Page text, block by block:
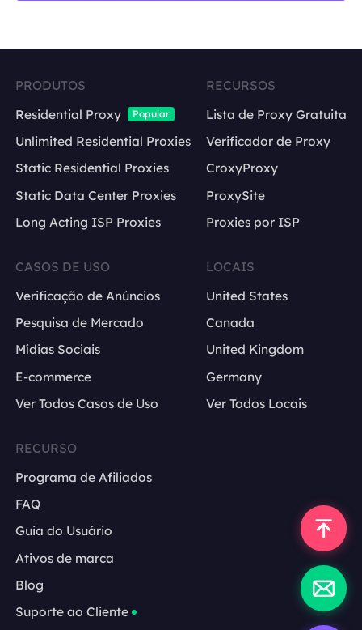
PRODUTOS
Residential Proxy
Popular
Unlimited Residential Proxies
Static Residential Proxies
Static Data Center Proxies
Long Acting ISP Proxies
RECURSOS
Lista de Proxy Gratuita
Verificador de Proxy
CroxyProxy
ProxySite
Proxies por ISP
CASOS DE USO
Verificação de Anúncios
Pesquisa de Mercado
Mídias Sociais
E-commerce
Ver Todos Casos de Uso
LOCAIS
United States
Canada
United Kingdom
Germany
Ver Todos Locais
RECURSO
Programa de Afiliados
FAQ
Guia do Usuário
Ativos de marca
Blog
Suporte ao Cliente